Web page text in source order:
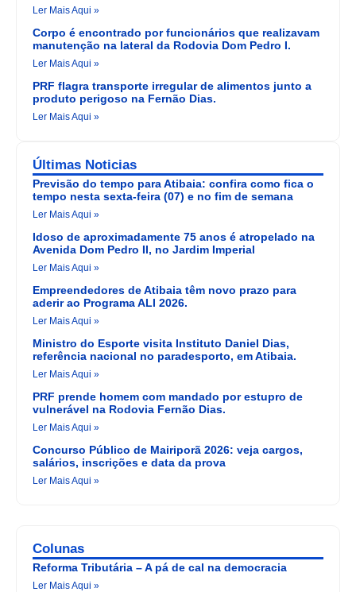
Ler Mais Aqui »
Corpo é encontrado por funcionários que realizavam
manutenção na lateral da Rodovia Dom Pedro I.
Ler Mais Aqui »
PRF flagra transporte irregular de alimentos junto a
produto perigoso na Fernão Dias.
Ler Mais Aqui »
Últimas Noticias
Previsão do tempo para Atibaia: confira como fica o
tempo nesta sexta-feira (07) e no fim de semana
Ler Mais Aqui »
Idoso de aproximadamente 75 anos é atropelado na
Avenida Dom Pedro II, no Jardim Imperial
Ler Mais Aqui »
Empreendedores de Atibaia têm novo prazo para
aderir ao Programa ALI 2026.
Ler Mais Aqui »
Ministro do Esporte visita Instituto Daniel Dias,
referência nacional no paradesporto, em Atibaia.
Ler Mais Aqui »
PRF prende homem com mandado por estupro de
vulnerável na Rodovia Fernão Dias.
Ler Mais Aqui »
Concurso Público de Mairiporã 2026: veja cargos,
salários, inscrições e data da prova
Ler Mais Aqui »
Colunas
Reforma Tributária – A pá de cal na democracia
Ler Mais Aqui »